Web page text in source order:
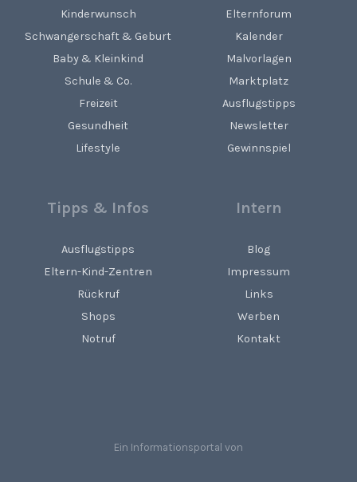
Kinderwunsch
Schwangerschaft & Geburt
Baby & Kleinkind
Schule & Co.
Freizeit
Gesundheit
Lifestyle
Elternforum
Kalender
Malvorlagen
Marktplatz
Ausflugstipps
Newsletter
Gewinnspiel
Tipps & Infos
Ausflugstipps
Eltern-Kind-Zentren
Rückruf
Shops
Notruf
Intern
Blog
Impressum
Links
Werben
Kontakt
Ein Informationsportal von